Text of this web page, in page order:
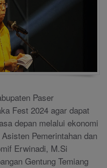
Paser
Fest 2024 agar dapat
depan melalui ekonomi
Pemerintahan dan
Erwinadi, M.Si
Gentung Temiang